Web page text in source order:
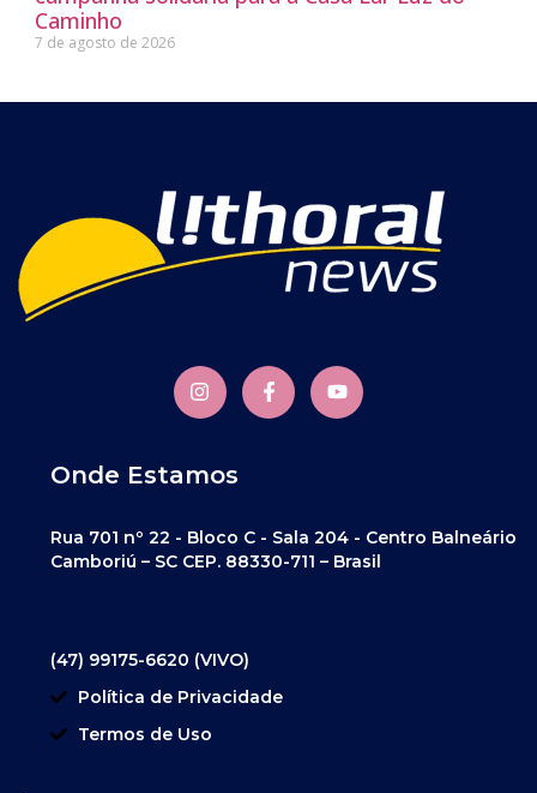
Caminho
7 de agosto de 2026
Onde Estamos
Rua 701 nº 22 - Bloco C - Sala 204 - Centro Balneário
Camboriú – SC CEP. 88330-711 – Brasil
(47) 99175-6620 (VIVO)
Política de Privacidade
Termos de Uso